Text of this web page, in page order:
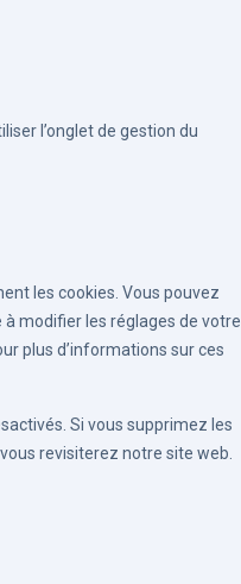
l’onglet de gestion du
les cookies. Vous pouvez
modifier les réglages de votre
plus d’informations sur ces
Si vous supprimez les
revisiterez notre site web.